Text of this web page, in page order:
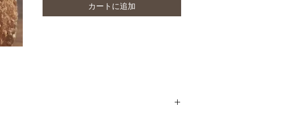
康的な彩りを添える一品としておすすめしま
す。
カートに追加